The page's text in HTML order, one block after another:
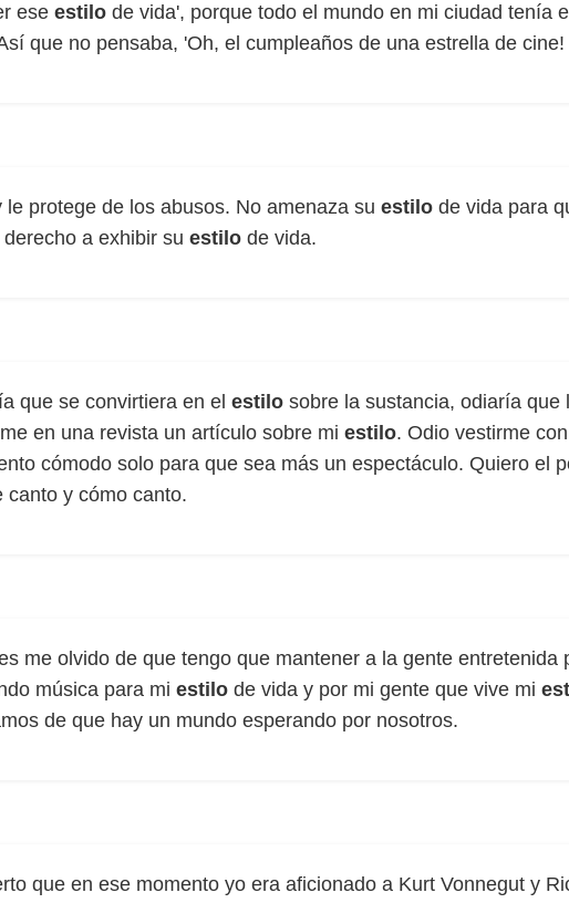
ese estilo de vida', porque todo el mundo en mi ciudad tenía
que no pensaba, 'Oh, el cumpleaños de una estrella de
le protege de los abusos. No amenaza su estilo de vida para
a exhibir su estilo de vida.
que se convirtiera en el estilo sobre la sustancia, odiaría que
en una revista un artículo sobre mi estilo. Odio vestirme
cómodo solo para que sea más un espectáculo. Quiero el
canto y cómo canto.
me olvido de que tengo que mantener a la gente entretenida
música para mi estilo de vida y por mi gente que vive mi
de que hay un mundo esperando por nosotros.
que en ese momento yo era aficionado a Kurt Vonnegut y